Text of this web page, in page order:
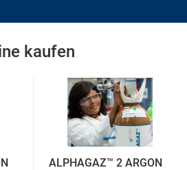
kaufen
ALPHAGAZ™ 2 ARGON